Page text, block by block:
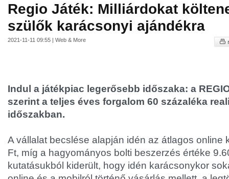
Regio Játék: Milliárdokat
szülők karácsonyi ajándékra
2021-11-11 09:55 | Web & More
Indul a játékpiac legerősebb időszaka: a
szerint a teljes éves forgalom 60 százaléka
időszakban.
A vállalat becslése alapján idén az átlagos online
Ft, míg a hagyományos bolti beszerzés értéke
kutatásukból kiderült, hogy idén karácsonykor